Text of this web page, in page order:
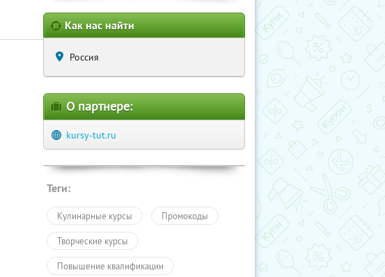
Как нас найти
Россия
О партнере:
kursy-tut.ru
Теги:
Кулинарные курсы Промокоды
Творческие курсы
Повышение квалификации